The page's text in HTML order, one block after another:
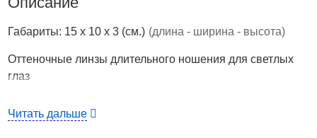
Габариты: 15 x 10 x 3 (см.) (длина - ширина - высота)
Оттеночные линзы длительного ношения для светлых
глаз
Страна производства
Читать дальше